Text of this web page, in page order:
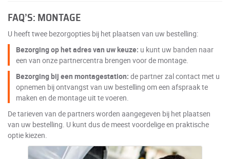
FAQ’S: MONTAGE
U heeft twee bezorgopties bij het plaatsen van uw bestelling:
Bezorging op het adres van uw keuze: u kunt uw banden naar
een van onze partnercentra brengen voor de montage.
Bezorging bij een montagestation: de partner zal contact met u
opnemen bij ontvangst van uw bestelling om een afspraak te
maken en de montage uit te voeren.
De tarieven van de partners worden aangegeven bij het plaatsen
van uw bestelling. U kunt dus de meest voordelige en praktische
optie kiezen.